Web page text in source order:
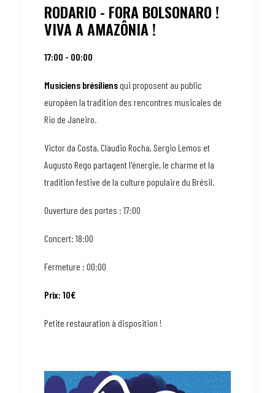
RODARIO - FORA BOLSONARO !
VIVA A AMAZÔNIA !
17:00 - 00:00
Musiciens brésiliensqui proposent au public
européen la tradition des rencontres musicales de
Rio de Janeiro.
Victor da Costa, Claudio Rocha, Sergio Lemos et
Augusto Rego partagent l'énergie, le charme et la
tradition festive de la culture populaire du Brésil.
Ouverture des portes : 17:00
Concert: 18:00
Fermeture : 00:00
Prix: 10€
Petite restauration à disposition !